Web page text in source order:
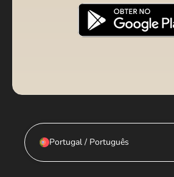
Portugal / Português